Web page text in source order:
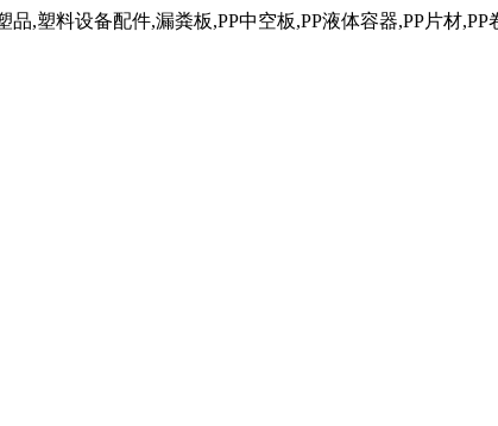
,塑料设备配件,漏粪板,PP中空板,PP液体容器,PP片材